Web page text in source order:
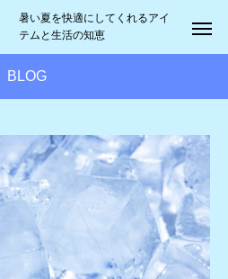
暑い夏を快適にしてくれるアイ
テムと生活の知恵
BLOG